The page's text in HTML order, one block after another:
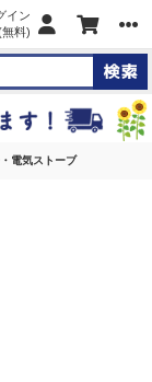
イン
料)
電気ストーブ